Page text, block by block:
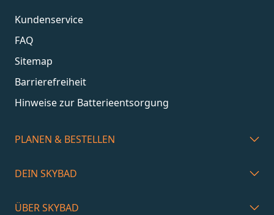
Kundenservice
FAQ
Sitemap
Barrierefreiheit
Hinweise zur Batterieentsorgung
PLANEN & BESTELLEN
DEIN SKYBAD
ÜBER SKYBAD